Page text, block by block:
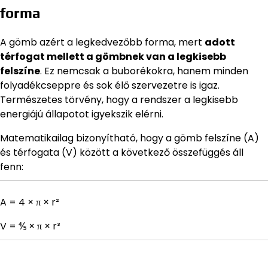
forma
A gömb azért a legkedvezőbb forma, mert adott
térfogat mellett a gömbnek van a legkisebb
felszíne. Ez nemcsak a buborékokra, hanem minden
folyadékcseppre és sok élő szervezetre is igaz.
Természetes törvény, hogy a rendszer a legkisebb
energiájú állapotot igyekszik elérni.
Matematikailag bizonyítható, hogy a gömb felszíne (A)
és térfogata (V) között a következő összefüggés áll
fenn:
A = 4 × π × r²
V = ⅘ × π × r³